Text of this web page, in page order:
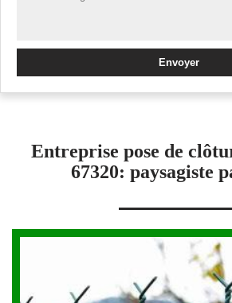
Entreprise pose de
67320: paysagiste